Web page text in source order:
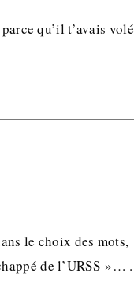
qu’il t’avais volé
le choix des mots,
de l’URSS »… .